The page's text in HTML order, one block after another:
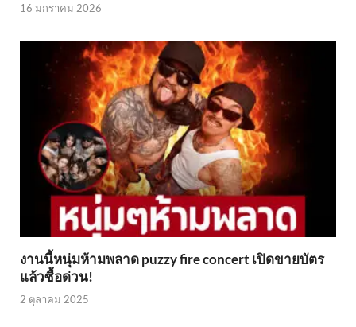
16 มกราคม 2026
งานนี้หนุ่มห้ามพลาด puzzy fire concert เปิดขายบัตร
แล้วซื้อด่วน!
2 ตุลาคม 2025